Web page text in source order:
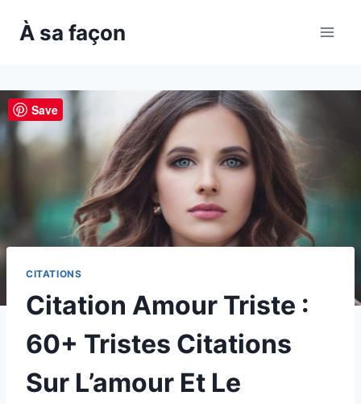
À sa façon
CITATIONS
Citation Amour Triste :
60+ Tristes Citations
Sur L’amour Et Le
Save